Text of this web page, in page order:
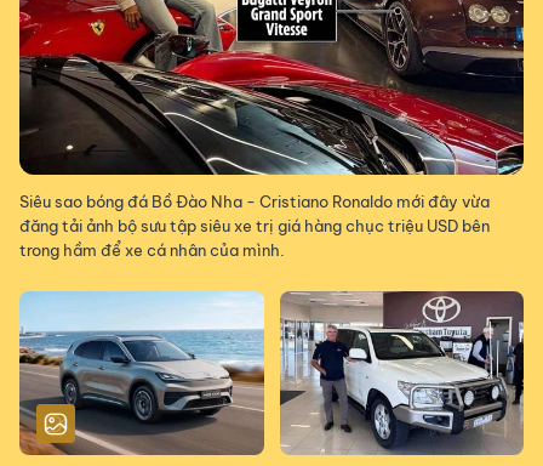
Siêu sao bóng đá Bồ Đào Nha - Cristiano Ronaldo mới đây vừa
đăng tải ảnh bộ sưu tập siêu xe trị giá hàng chục triệu USD bên
trong hầm để xe cá nhân của mình.